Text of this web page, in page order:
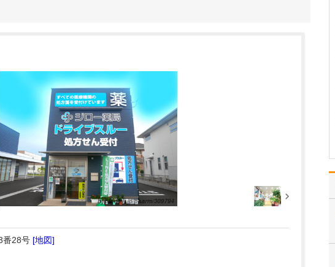
番28号 [地図]
を繰り返しながら病状は
だんだん悪くなっていき
ます。大学病院で後進の
育成に取り組みつつ、高
度…